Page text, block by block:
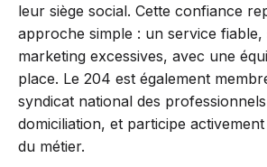
leur siège social. Cette confiance
approche simple : un service fiable,
marketing excessives, avec une
place. Le 204 est également
syndicat national des
domiciliation, et participe
du métier.